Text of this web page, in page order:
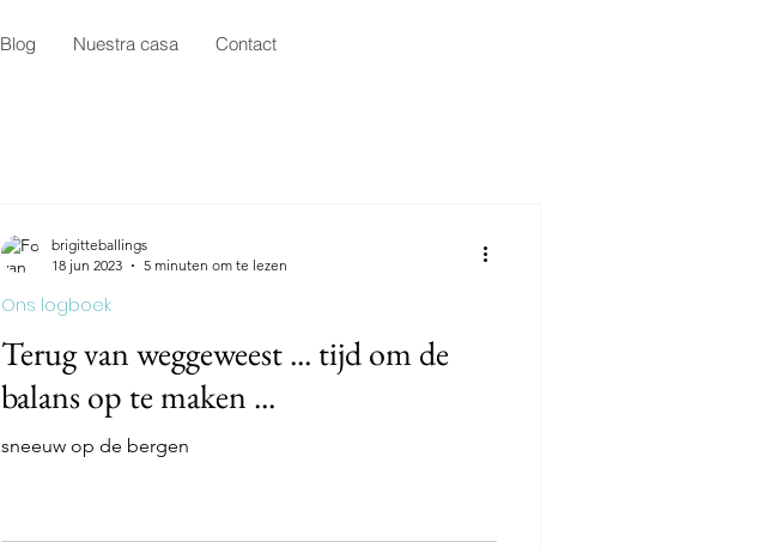
Blog Nuestra casa Contact
Terug van weggeweest ... tijd om de
balans op te maken ...
sneeuw op de bergen
Ons logboek
brigitteballings
18 jun 2023
5 minuten om te lezen